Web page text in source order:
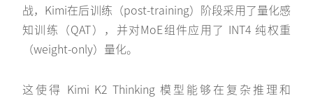
战，Kimi在后训练（post-training）阶段采用了量化感
知训练（QAT），并对MoE组件应用了 INT4 纯权重
（weight-only）量化。
这使得 Kimi K2 Thinking 模型能够在复杂推理和